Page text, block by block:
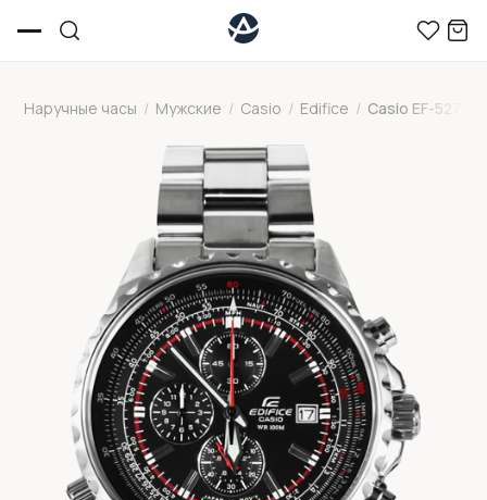
Наручные часы / Мужские / Casio / Edifice / Casio EF-527D-